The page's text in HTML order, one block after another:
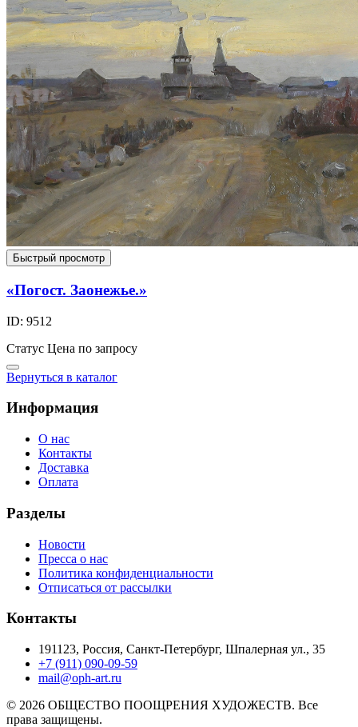
Быстрый просмотр
«Погост. Заонежье.»
ID: 9512
Статус Цена по запросу
Вернуться в каталог
Информация
О нас
Контакты
Доставка
Оплата
Разделы
Новости
Пресса о нас
Политика конфиденциальности
Отписаться от рассылки
Контакты
191123, Россия, Санкт-Петербург, Шпалерная ул., 35
+7 (911) 090-09-59
mail@oph-art.ru
© 2026 ОБЩЕСТВО ПООЩРЕНИЯ ХУДОЖЕСТВ. Все
права защищены.